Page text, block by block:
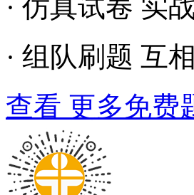
· 仿真试卷 实
· 组队刷题 互
查看 更多免费